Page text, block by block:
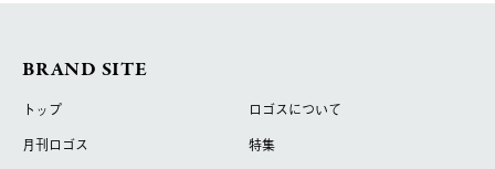
BRAND SITE
トップ
ロゴスについて
月刊ロゴス
特集